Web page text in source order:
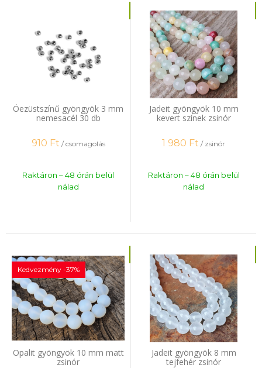
Óezüstszínű gyöngyök 3 mm
nemesacél 30 db
910 Ft / csomagolás
Raktáron – 48 órán belül
nálad
Jadeit gyöngyök 10 mm
kevert színek zsinór
1 980 Ft / zsinór
Raktáron – 48 órán belül
nálad
Opalit gyöngyök 10 mm matt
zsinór
Kedvezmény -37%
Jadeit gyöngyök 8 mm
tejfehér zsinór